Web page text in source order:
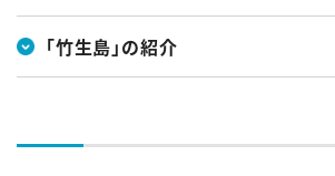
「竹生島」の紹介